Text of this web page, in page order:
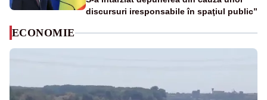
discursuri iresponsabile în spaţiul public”
ECONOMIE